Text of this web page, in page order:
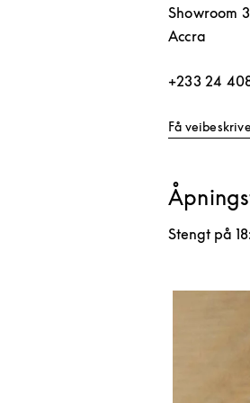
Showroom
Accra
+233 24
Få
Stengt på
Bilde av